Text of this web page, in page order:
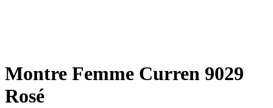
Montre Femme Curren 9029
Rosé